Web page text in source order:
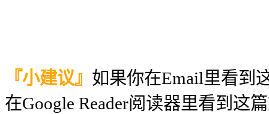
『小建议』 如果你在Email里看到
在Google Reader阅读器里看到这